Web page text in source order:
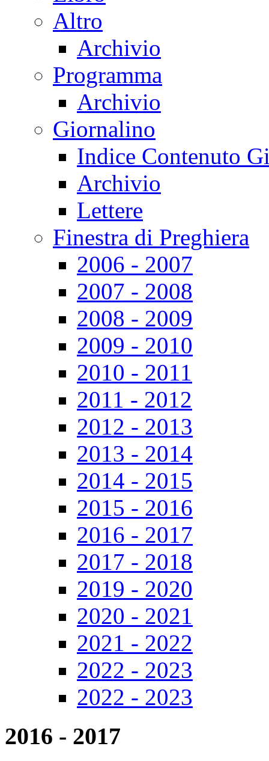
Altro
Archivio
Programma
Archivio
Giornalino
Indice Contenuto
Archivio
Lettere
Finestra di Preghiera
2006 - 2007
2007 - 2008
2008 - 2009
2009 - 2010
2010 - 2011
2011 - 2012
2012 - 2013
2013 - 2014
2014 - 2015
2015 - 2016
2016 - 2017
2017 - 2018
2019 - 2020
2020 - 2021
2021 - 2022
2022 - 2023
2022 - 2023
2016 - 2017